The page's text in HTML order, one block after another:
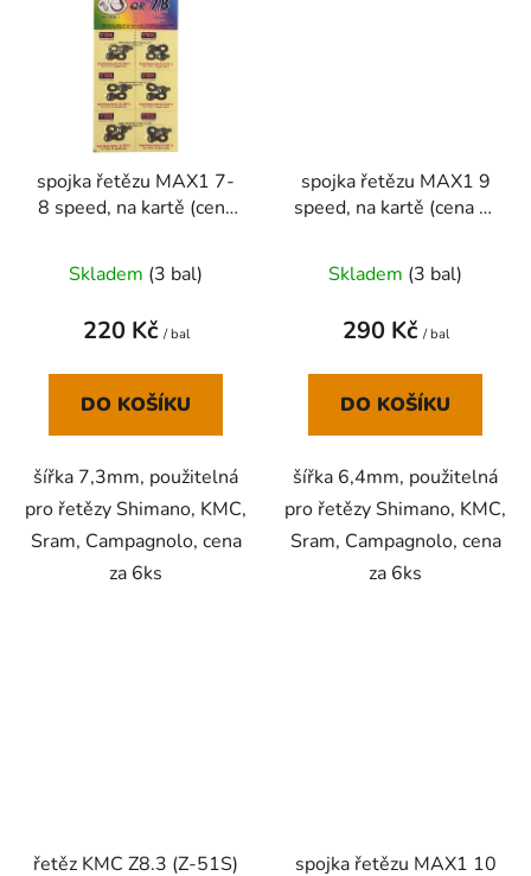
spojka řetězu MAX1 7-
8 speed, na kartě (cena
Skladem (3 bal)
220 Kč / bal
DO KOŠÍKU
šířka 7,3mm, použitelná
pro řetězy Shimano, KMC,
Sram, Campagnolo, cena
za 6ks
spojka řetězu MAX1 9
speed, na kartě (cena za
Skladem (3 bal)
290 Kč / bal
DO KOŠÍKU
šířka 6,4mm, použitelná
pro řetězy Shimano, KMC,
Sram, Campagnolo, cena
za 6ks
řetěz KMC Z8.3 (Z-51S) spojka řetězu MAX1 10